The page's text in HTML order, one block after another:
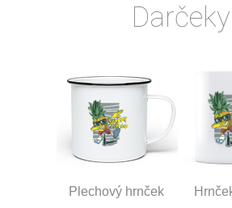
Darčeky
Plechový hrnček